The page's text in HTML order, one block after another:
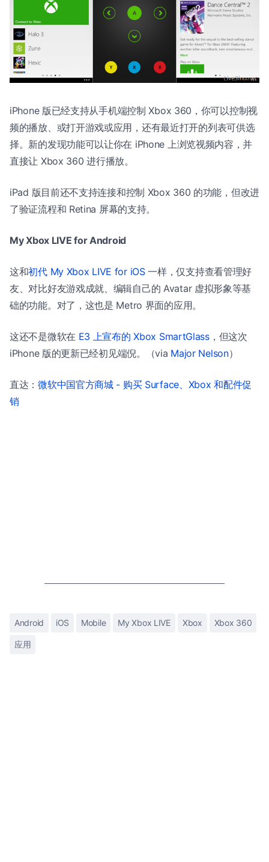
iPhone 版已经支持从手机端控制 Xbox 360，你可以控制视
频的播放、或打开游戏或应用，还有最近打开的列表可供选
择。新的发现功能可以让你在 iPhone 上浏览视频内容，并
直接让 Xbox 360 进行播放。
iPad 版目前还不支持连接和控制 Xbox 360 的功能，但改进
了验证流程和 Retina 屏幕的支持。
My Xbox LIVE for Android
这和初代 My Xbox LIVE for iOS一样，仅支持查看管理好
友、对比好友游戏成就、编辑自己的 Avatar 虚拟形象等基
础的功能。对了，这也是 Metro 界面的应用。
这还不是微软在 E3 上宣布的 Xbox SmartGlass，但这次
iPhone 版的更新已经初见端倪。（via Major Nelson）
直达：微软中国官方商城 - 购买 Surface、Xbox 和配件促
销
Android iOS Mobile My Xbox LIVE Xbox Xbox 360
应用